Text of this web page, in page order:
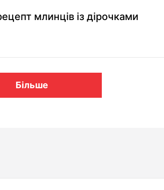
млинців із дірочками
Більше